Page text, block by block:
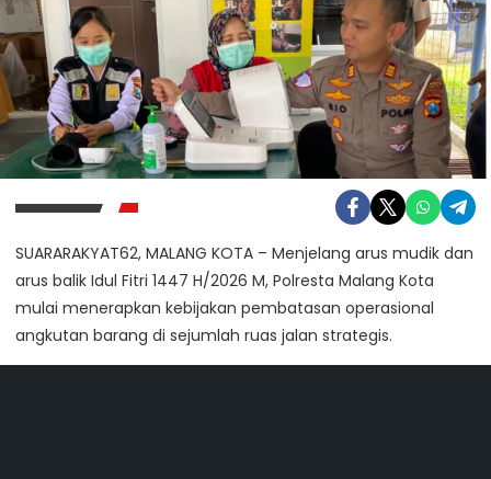
SUARARAKYAT62, MALANG KOTA – Menjelang arus mudik dan
arus balik Idul Fitri 1447 H/2026 M, Polresta Malang Kota
mulai menerapkan kebijakan pembatasan operasional
angkutan barang di sejumlah ruas jalan strategis.